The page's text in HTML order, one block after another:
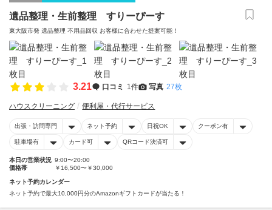
遺品整理・生前整理 すりーぴーす
東大阪市発 遺品整理 不用品回収 お客様に合わせた提案可能！
3.21 口コミ 1件 写真 27枚
ハウスクリーニング 便利屋・代行サービス
出張・訪問専門 ネット予約 日祝OK クーポン有
駐車場有 カード可 QRコード決済可
本日の営業状況 9:00〜20:00
価格帯
￥16,500〜￥30,000
ネット予約カレンダー
ネット予約で最大10,000円分のAmazonギフトカードが当たる！